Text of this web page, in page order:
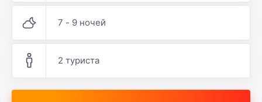
7 - 9 ночей
2 туриста